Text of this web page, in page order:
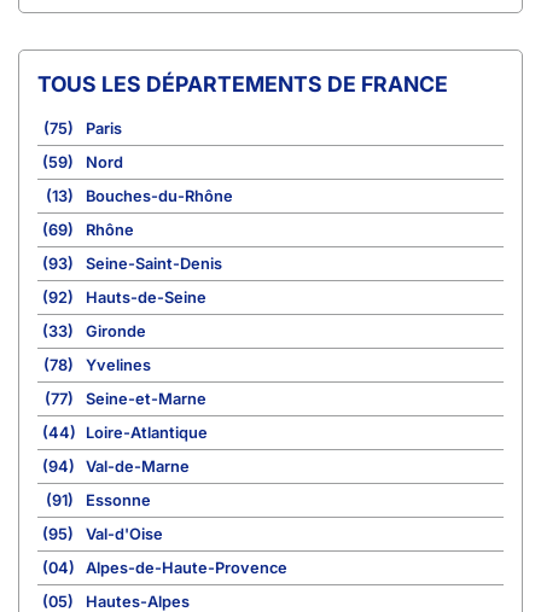
TOUS LES DÉPARTEMENTS DE FRANCE
(75)
Paris
(59)
Nord
(13)
Bouches-du-Rhône
(69)
Rhône
(93)
Seine-Saint-Denis
(92)
Hauts-de-Seine
(33)
Gironde
(78)
Yvelines
(77)
Seine-et-Marne
(44)
Loire-Atlantique
(94)
Val-de-Marne
(91)
Essonne
(95)
Val-d'Oise
(04)
Alpes-de-Haute-Provence
(05)
Hautes-Alpes